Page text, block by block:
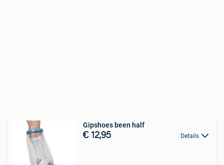
Gipshoes been half
€ 12,95 Details